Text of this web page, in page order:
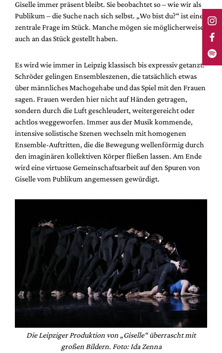
Giselle immer präsent bleibt. Sie beobachtet so – wie wir als
Publikum – die Suche nach sich selbst. „Wo bist du?“ ist eine
zentrale Frage im Stück. Manche mögen sie möglicherweise
auch an das Stück gestellt haben.
Es wird wie immer in Leipzig klassisch bis expressiv getanzt.
Schröder gelingen Ensembleszenen, die tatsächlich etwas
über männliches Machogehabe und das Spiel mit den Frauen
sagen. Frauen werden hier nicht auf Händen getragen,
sondern durch die Luft geschleudert, weitergereicht oder
achtlos weggeworfen. Immer aus der Musik kommende,
intensive solistische Szenen wechseln mit homogenen
Ensemble-Auftritten, die die Bewegung wellenförmig durch
den imaginären kollektiven Körper fließen lassen. Am Ende
wird eine virtuose Gemeinschaftsarbeit auf den Spuren von
Giselle vom Publikum angemessen gewürdigt.
Die Leipziger Produktion von „Giselle“ überrascht mit
großen Bildern. Foto: Ida Zenna